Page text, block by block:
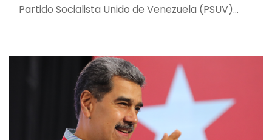
Partido Socialista Unido de Venezuela (PSUV)…